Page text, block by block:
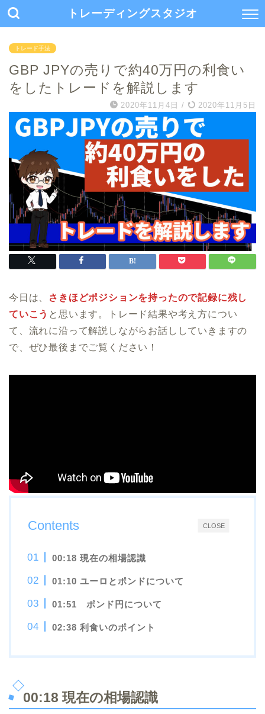
トレーディングスタジオ
トレード手法
GBP JPYの売りで約40万円の利食い
をしたトレードを解説します
2020年11月4日 / 2020年11月5日
今日は、
さきほどポジションを持ったので記録に残し
ていこう と思います。トレード結果や考え方につい
て、流れに沿って解説しながらお話ししていきますの
で、ぜひ最後までご覧ください！
CLOSE
Contents
00:18 現在の相場認識
01:10 ユーロとポンドについて
01:51 ポンド円について
02:38 利食いのポイント
00:18 現在の相場認識